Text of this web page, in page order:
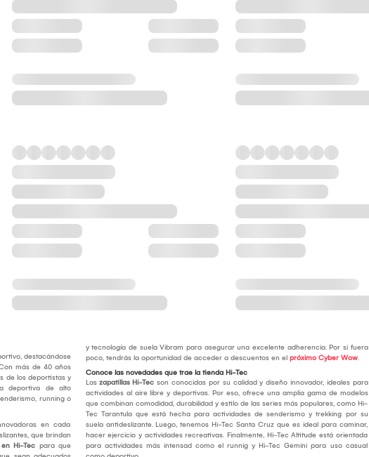
destacándose
más de 40 años
de los deportistas y
deportiva de alto
running o
en cada
que brindan
Hi-Tec para que
y tecnología de suela Vibram para asegurar una excelente adherencia. Por si fuera
poco, tendrás la oportunidad de acceder a descuentos en el próximo Cyber Wow.
Conoce las novedades que trae la tienda Hi-Tec
Las zapatillas Hi-Tec son conocidas por su calidad y diseño innovador, ideales para
actividades al aire libre y deportivas. Por eso, ofrece una amplia gama de modelos
que combinan comodidad, durabilidad y estilo de las series más populares, como Hi-
Tec Tarantula que está hecha para actividades de senderismo y trekking por su
suela antideslizante. Luego, tenemos Hi-Tec Santa Cruz que es ideal para caminar,
hacer ejercicio y actividades recreativas. Finalmente, Hi-Tec Altitude está orientada
para actividades más intensad como el runnig y Hi-Tec Gemini para uso casual